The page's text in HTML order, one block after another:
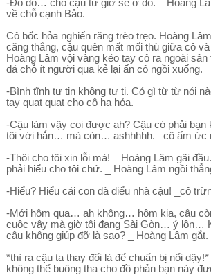
-Đó đó… chỗ cậu từ giờ sẽ ở đó. _ Hoàng
về chỗ cạnh Bảo.
Cô bốc hỏa nghiến răng trèo trẹo. Hoàng
căng thẳng, cậu quên mất mối thù giữa cô
Hoàng Lâm vội vàng kéo tay cô ra ngoài
đá chỗ ít người qua kẻ lại ấn cô ngồi xuống.
-Bình tĩnh tự tin không tự ti. Có gì từ từ nói
tay quạt quạt cho cô hạ hỏa.
-Cậu làm vậy coi được ah? Cậu có phải bạn
tôi với hắn… mà còn… ashhhhh. _cô ấm ức
-Thôi cho tôi xin lỗi mà! _ Hoàng Lâm gãi
phải hiểu cho tôi chứ. _ Hoàng Lâm ngồi
-Hiểu? Hiểu cái con đà điểu nhà cậu! _cô
-Mới hôm qua… ah không… hôm kia, cậu
cuộc vậy mà giờ tôi đang Sài Gòn… ý lộn…
cậu không giúp đỡ là sao? _ Hoàng Lâm gắt.
*thì ra cậu ta thay đổi là để chuẩn bị nổi
không thể buông tha cho đồ phản bạn này